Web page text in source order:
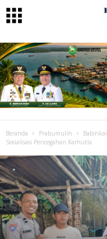
Beranda Prabumulih
Sosialisasi Pencegahan Karhutla